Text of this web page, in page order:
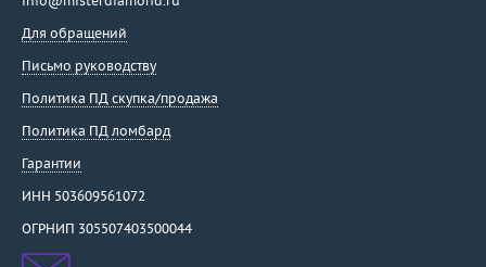
Для обращений
Письмо руководству
Политика ПД скупка/продажа
Политика ПД ломбард
Гарантии
ИНН 503609561072
ОГРНИП 305507403500044